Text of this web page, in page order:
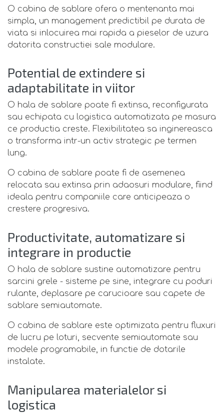
O cabina de sablare ofera o mentenanta mai
simpla, un management predictibil pe durata de
viata si inlocuirea mai rapida a pieselor de uzura
datorita constructiei sale modulare.
Potential de extindere si
adaptabilitate in viitor
O hala de sablare poate fi extinsa, reconfigurata
sau echipata cu logistica automatizata pe masura
ce productia creste. Flexibilitatea sa inginereasca
o transforma intr-un activ strategic pe termen
lung.
O cabina de sablare poate fi de asemenea
relocata sau extinsa prin adaosuri modulare, fiind
ideala pentru companiile care anticipeaza o
crestere progresiva.
Productivitate, automatizare si
integrare in productie
O hala de sablare sustine automatizare pentru
sarcini grele - sisteme pe sine, integrare cu poduri
rulante, deplasare pe carucioare sau capete de
sablare semiautomate.
O cabina de sablare este optimizata pentru fluxuri
de lucru pe loturi, secvente semiautomate sau
modele programabile, in functie de dotarile
instalate.
Manipularea materialelor si
logistica